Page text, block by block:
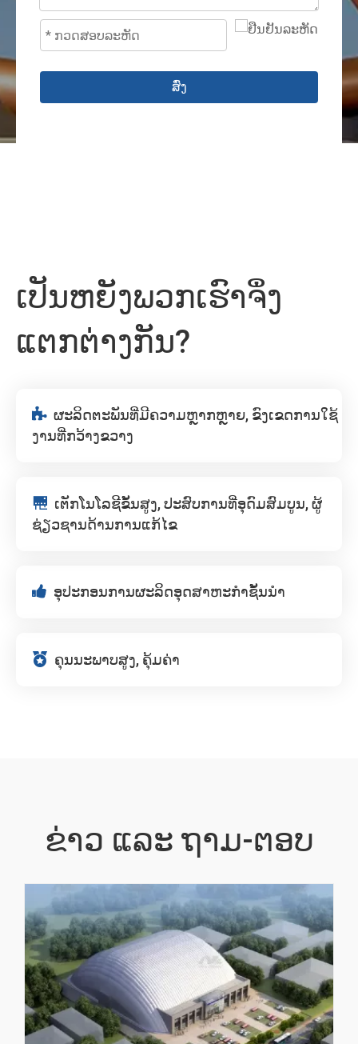
ສົ່ງ
ເປັນຫຍັງພວກເຮົາຈຶ່ງ
ແຕກຕ່າງກັນ?
 ຜະລິດຕະພັນທີ່ມີຄວາມຫຼາກຫຼາຍ, ຂົງເຂດການໃຊ້
ງານທີ່ກວ້າງຂວາງ
 ເຕັກໂນໂລຊີຂັ້ນສູງ, ປະສົບການທີ່ອຸດົມສົມບູນ, ຜູ້
ຊ່ຽວຊານດ້ານການແກ້ໄຂ
 ອຸປະກອນການຜະລິດອຸດສາຫະກໍາຊັ້ນນໍາ
 ຄຸນນະພາບສູງ, ຄຸ້ມຄ່າ
ຂ່າວ ແລະ ຖາມ-ຕອບ